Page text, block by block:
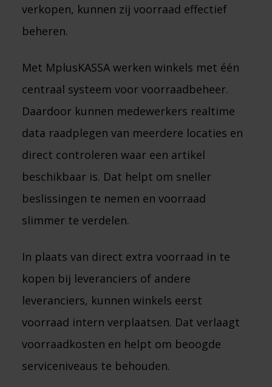
verkopen, kunnen zij voorraad effectief
beheren.
Met MplusKASSA werken winkels met één
centraal systeem voor voorraadbeheer.
Daardoor kunnen medewerkers realtime
data raadplegen van meerdere locaties en
direct controleren waar een artikel
beschikbaar is. Dat helpt om sneller
beslissingen te nemen en voorraad
slimmer te verdelen.
In plaats van direct extra voorraad in te
kopen bij leveranciers of andere
leveranciers, kunnen winkels eerst
voorraad intern verplaatsen. Dat verlaagt
voorraadkosten en helpt om beoogde
serviceniveaus te behouden.